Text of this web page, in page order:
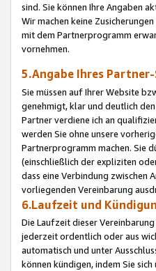
sind. Sie können Ihre Angaben
Wir machen keine
mit dem Partnerprogramm
vornehmen.
5.Angabe Ihres
Sie müssen auf Ihrer Website
genehmigt, klar und deutlich
Partner verdiene ich an
werden Sie ohne unsere
Partnerprogramm machen. Sie
(einschließlich der expliziten
dass eine Verbindung zwischen
vorliegenden Vereinbarung
6.Laufzeit und
Die Laufzeit dieser
jederzeit ordentlich oder aus
automatisch und unter
können kündigen, indem Sie